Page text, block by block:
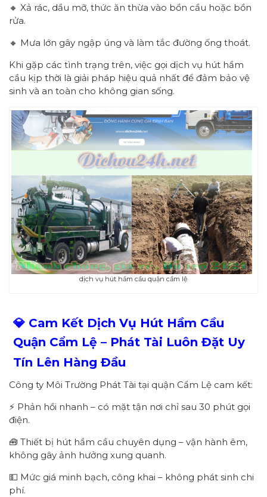
🔸 Xả rác, dầu mỡ, thức ăn thừa vào bồn cầu hoặc bồn
rửa.
🔸 Mưa lớn gây ngập úng và làm tắc đường ống thoát.
Khi gặp các tình trạng trên, việc gọi dịch vụ hút hầm
cầu kịp thời là giải pháp hiệu quả nhất để đảm bảo vệ
sinh và an toàn cho không gian sống.
dịch vụ hút hầm cầu quận cẩm lệ
💎 Cam Kết Dịch Vụ Hút Hầm Cầu
Quận Cẩm Lệ – Phát Tài Luôn Đặt Uy
Tín Lên Hàng Đầu
Công ty Môi Trường Phát Tài tại quận Cẩm Lệ cam kết:
⚡ Phản hồi nhanh – có mặt tận nơi chỉ sau 30 phút gọi
điện.
🧰 Thiết bị hút hầm cầu chuyên dụng – vận hành êm,
không gây ảnh hưởng xung quanh.
💵 Mức giá minh bạch, công khai – không phát sinh chi
phí.